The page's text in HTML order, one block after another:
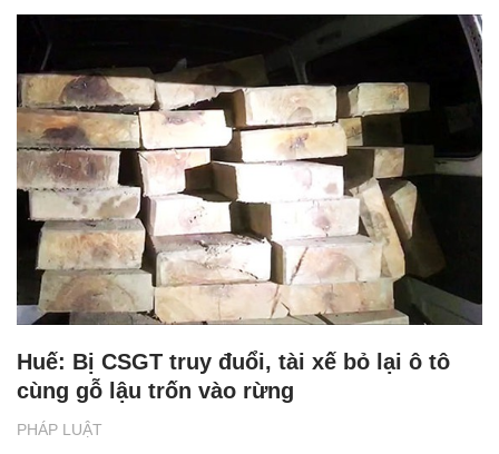
PHÁP LUẬT
Huế: Bị CSGT truy đuổi, tài xế bỏ lại ô tô
cùng gỗ lậu trốn vào rừng